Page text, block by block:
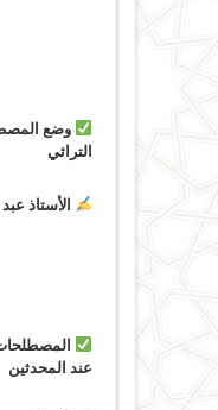
وضع
التراثي
الأستاذ
عند المحدثين